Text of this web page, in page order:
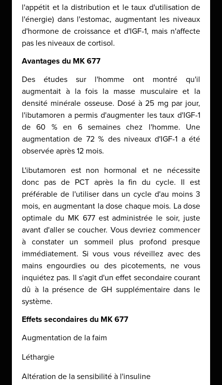
l'appétit et la distribution et le taux d'utilisation de
l'énergie) dans l'estomac, augmentant les niveaux
d'hormone de croissance et d'IGF-1, mais n'affecte
pas les niveaux de cortisol.
Avantages du MK 677
Des études sur l'homme ont montré qu'il
augmentait à la fois la masse musculaire et la
densité minérale osseuse. Dosé à 25 mg par jour,
l'ibutamoren a permis d'augmenter les taux d'IGF-1
de 60 % en 6 semaines chez l'homme. Une
augmentation de 72 % des niveaux d'IGF-1 a été
observée après 12 mois.
L'ibutamoren est non hormonal et ne nécessite
donc pas de PCT après la fin du cycle. Il est
préférable de l'utiliser dans un cycle d'au moins 3
mois, en augmentant la dose chaque mois. La dose
optimale du MK 677 est administrée le soir, juste
avant d'aller se coucher. Vous devriez commencer
à constater un sommeil plus profond presque
immédiatement. Si vous vous réveillez avec des
mains engourdies ou des picotements, ne vous
inquiétez pas. Il s'agit d'un effet secondaire courant
dû à la présence de GH supplémentaire dans le
système.
Effets secondaires du MK 677
Augmentation de la faim
Léthargie
Altération de la sensibilité à l'insuline